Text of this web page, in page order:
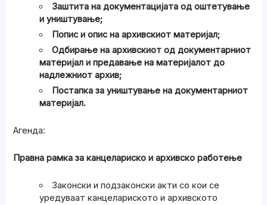
Заштита на документацијата од оштетување
и уништување;
Попис и опис на архивскиот материјал;
Одбирање на архивскиот од документарниот
материјал и предавање на материјалот до
надлежниот архив;
Постапка за уништување на документарниот
материјал.
Агенда:
Правна рамка за канцелариско и архивско работење
Законски и подзаконски акти со кои се
уредуваат канцелариското и архивското